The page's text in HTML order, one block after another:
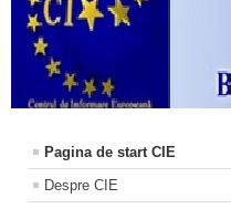
Pagina de start CIE
Despre CIE